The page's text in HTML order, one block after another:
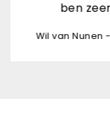
- 07-08-2026